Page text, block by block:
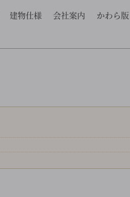
建物仕様 会社案内 かわら版